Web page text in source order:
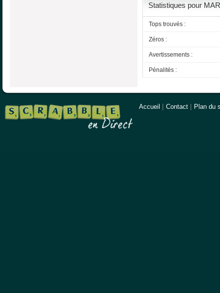
Statistiques pour
Tops trouvés :
Zéros :
Avertissements :
Pénalités :
Accueil Contact Plan du